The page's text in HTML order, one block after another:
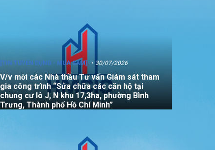
[TIN TUYỂN DỤNG - MUA SẮM] 30/07/2026
V/v mời các Nhà thầu Tư vấn Giám sát tham
gia công trình “Sửa chữa các căn hộ tại
chung cư lô J, N khu 17,3ha, phường Bình
Trưng, Thành phố Hồ Chí Minh”